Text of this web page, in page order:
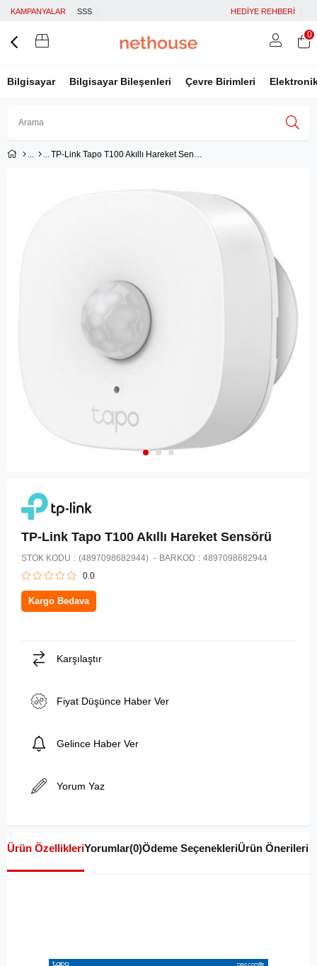
KAMPANYALAR SSS HEDİYE REHBERİ
Bilgisayar Bilgisayar Bileşenleri Çevre Birimleri
Üye Girişi
Google İle Bağlan
0
TP-Link Tapo T100 Akıllı Hareket Sensörü
TP-Link Tapo T100 Akıllı Hareket Sensörü
STOK KODU (4897098682944) BARKOD : 4897098682944
0.0
Kargo Bedava
Karşılaştır
Fiyat Düşünce Haber Ver
Gelince Haber Ver
Yorum Yaz
Ürün ÖzellikleriYorumlar(0)Ödeme SeçenekleriÜrün Önerileri